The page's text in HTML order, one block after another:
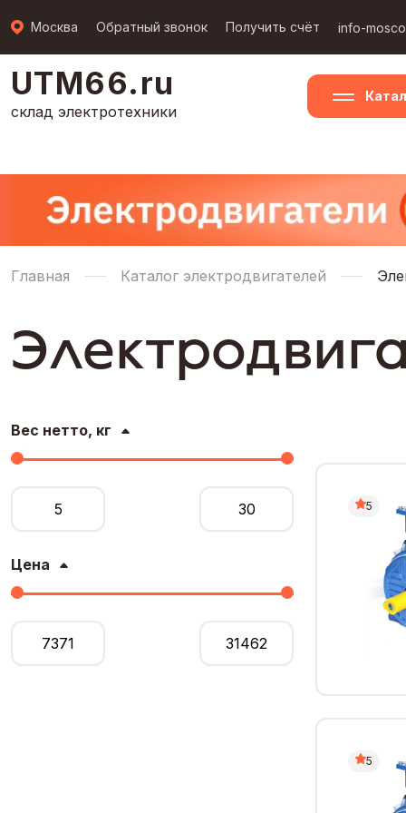
Москва Обратный звонок Получить счёт info-
UTM66.ru
склад электротехники
Главная Каталог электродвигателей
Вес нетто, кг
Цена
5
5